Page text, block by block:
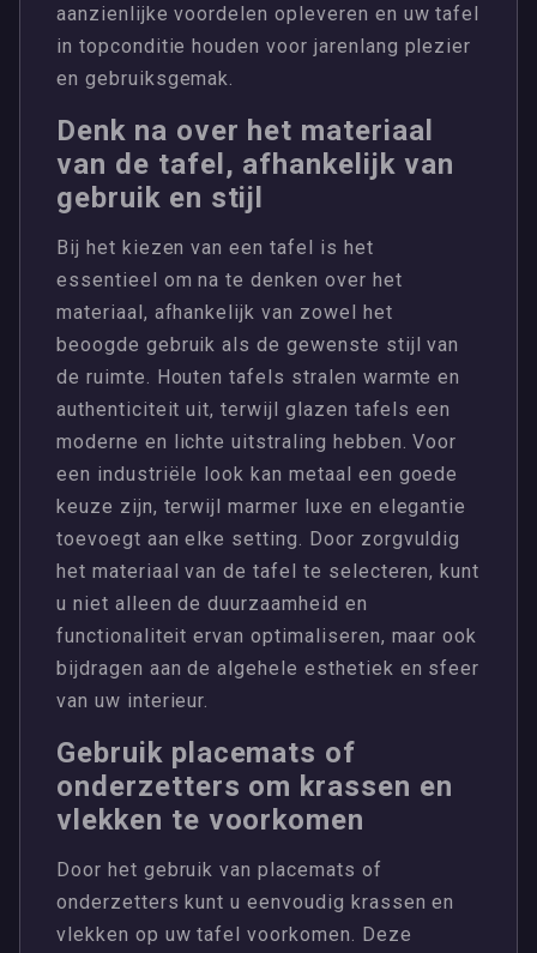
aanzienlijke voordelen opleveren en uw tafel
in topconditie houden voor jarenlang plezier
en gebruiksgemak.
Denk na over het materiaal
van de tafel, afhankelijk van
gebruik en stijl
Bij het kiezen van een tafel is het
essentieel om na te denken over het
materiaal, afhankelijk van zowel het
beoogde gebruik als de gewenste stijl van
de ruimte. Houten tafels stralen warmte en
authenticiteit uit, terwijl glazen tafels een
moderne en lichte uitstraling hebben. Voor
een industriële look kan metaal een goede
keuze zijn, terwijl marmer luxe en elegantie
toevoegt aan elke setting. Door zorgvuldig
het materiaal van de tafel te selecteren, kunt
u niet alleen de duurzaamheid en
functionaliteit ervan optimaliseren, maar ook
bijdragen aan de algehele esthetiek en sfeer
van uw interieur.
Gebruik placemats of
onderzetters om krassen en
vlekken te voorkomen
Door het gebruik van placemats of
onderzetters kunt u eenvoudig krassen en
vlekken op uw tafel voorkomen. Deze